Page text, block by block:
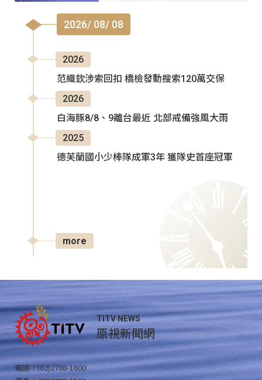
2026/ 08/ 08
2026
范織欽涉索回扣 橋檢發動搜索120萬交保
2026
白海豚8/8、9離台最近 北部戒備強風大雨
2025
德芙蘭國小少棒隊成軍3年 獲隊史首座冠軍
more
TITV NEWS
原視新聞網
電話：(02)2788-1600